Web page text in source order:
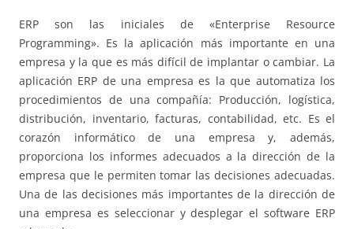
ERP son las iniciales de «Enterprise Resource
Programming». Es la aplicación más importante en una
empresa y la que es más difícil de implantar o cambiar. La
aplicación ERP de una empresa es la que automatiza los
procedimientos de una compañía: Producción, logística,
distribución, inventario, facturas, contabilidad, etc. Es el
corazón informático de una empresa y, además,
proporciona los informes adecuados a la dirección de la
empresa que le permiten tomar las decisiones adecuadas.
Una de las decisiones más importantes de la dirección de
una empresa es seleccionar y desplegar el software ERP